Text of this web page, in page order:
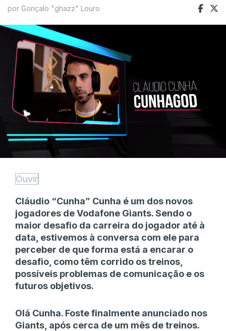
por Gonçalo "ghazz" Louro
Ouvir
Cláudio “Cunha” Cunha é um dos novos
jogadores de Vodafone Giants. Sendo o
maior desafio da carreira do jogador até à
data, estivemos à conversa com ele para
perceber de que forma está a encarar o
desafio, como têm corrido os treinos,
possíveis problemas de comunicação e os
futuros objetivos.
Olá Cunha. Foste finalmente anunciado nos
Giants, após cerca de um mês de treinos.